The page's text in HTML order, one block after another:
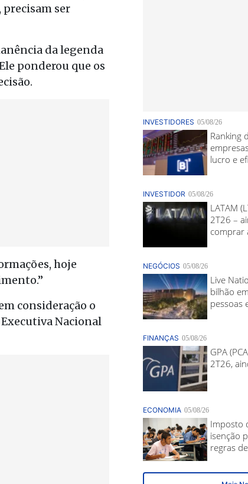
precisam ser
da legenda
ponderou que os
hoje
consideração o
Nacional